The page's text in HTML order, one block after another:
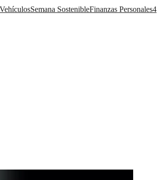
VehículosSemana SostenibleFinanzas Personales4